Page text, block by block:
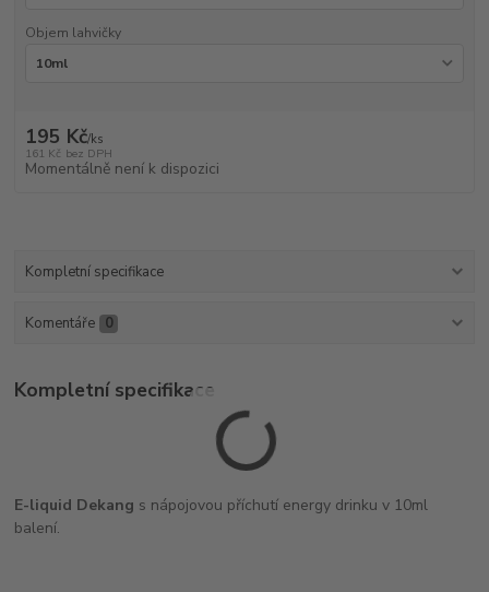
Objem lahvičky
195 Kč/ks
161 Kč bez DPH
Momentálně není k dispozici
Kompletní specifikace
Komentáře 0
Kompletní specifikace
E-liquid Dekang s nápojovou příchutí energy drinku v 10ml
balení.